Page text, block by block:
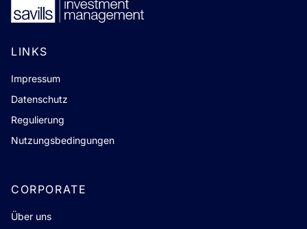
LINKS
Impressum
Datenschutz
Regulierung
Nutzungsbedingungen
CORPORATE
Über uns